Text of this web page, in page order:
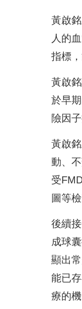
黃啟
人的
指標
黃啟
於早
險因
黃啟
動、
受
圖等
後續
成球
顯出
能已
療的機